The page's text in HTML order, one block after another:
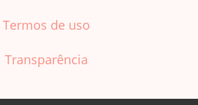
Termos de uso
Transparência